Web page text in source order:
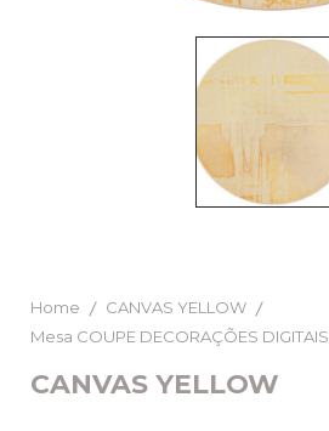
Home
CANVAS YELLOW
Mesa COUPE DECORAÇÕES DIGITAIS
CANVAS YELLOW